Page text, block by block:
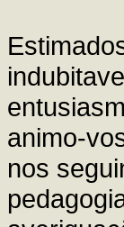
animo-
nos